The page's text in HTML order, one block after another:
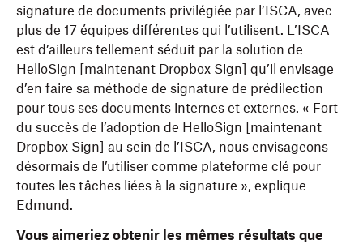
signature de documents privilégiée par l’ISCA, avec
plus de 17 équipes différentes qui l’utilisent. L’ISCA
est d’ailleurs tellement séduit par la solution de
HelloSign [maintenant Dropbox Sign] qu’il envisage
d’en faire sa méthode de signature de prédilection
pour tous ses documents internes et externes. « Fort
du succès de l’adoption de HelloSign [maintenant
Dropbox Sign] au sein de l’ISCA, nous envisageons
désormais de l’utiliser comme plateforme clé pour
toutes les tâches liées à la signature », explique
Edmund.
Vous aimeriez obtenir les mêmes résultats que